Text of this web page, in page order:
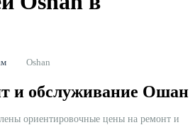
Oshan
и обслуживание Ошан
ориентировочные цены на ремонт и